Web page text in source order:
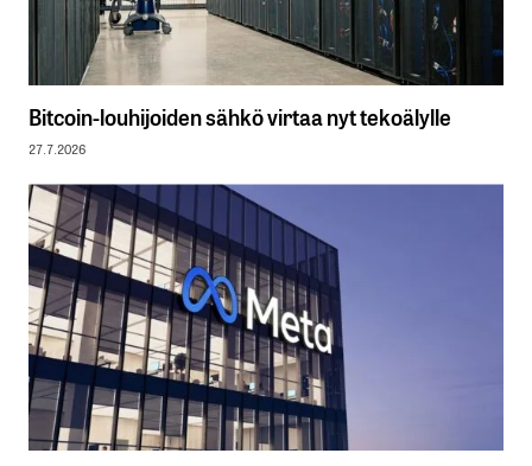
Bitcoin-louhijoiden sähkö virtaa nyt tekoälylle
27.7.2026